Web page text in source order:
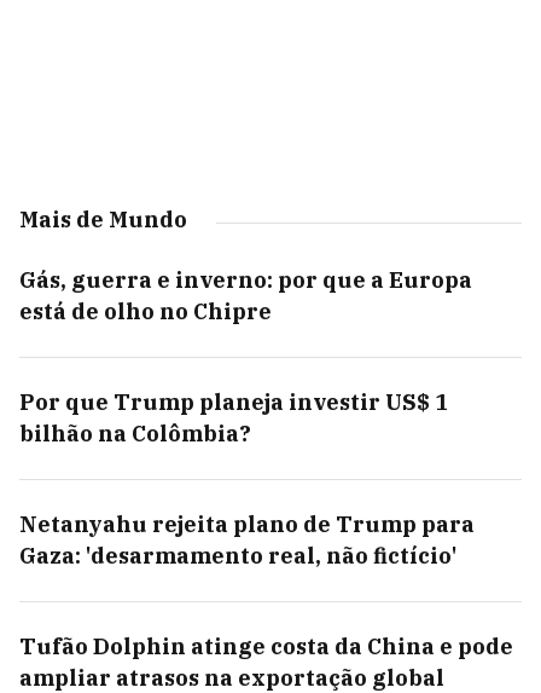
Mais de Mundo
Gás, guerra e inverno: por que a Europa
está de olho no Chipre
Por que Trump planeja investir US$ 1
bilhão na Colômbia?
Netanyahu rejeita plano de Trump para
Gaza: 'desarmamento real, não fictício'
Tufão Dolphin atinge costa da China e pode
ampliar atrasos na exportação global